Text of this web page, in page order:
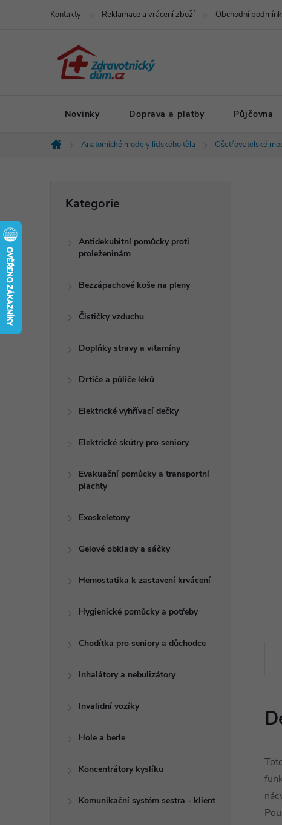
Kontakty Reklamace a vrácení zboží Obchodní
Novinky Doprava a platby Půjčovna
Domů
Anatomické modely lidského těla Ošetřovatelské
kategorie
Kategorie
Antidekubitní pomůcky proti
proleženinám
Bezzápachové koše na pleny
Čističky vzduchu
Doplňky stravy a vitamíny
Drtiče a půliče léků
Elektrické vyhřívací dečky
Elektrické skútry pro seniory
Evakuační pomůcky a transportní
plachty
Exoskeletony
Gelové obklady a sáčky
Hemostatika k zastavení krvácení
Hygienické pomůcky a potřeby
Chodítka pro seniory a důchodce
Inhalátory a nebulizátory
Invalidní vozíky
Hole a berle
Koncentrátory kyslíku
Komunikační systém sestra - klient